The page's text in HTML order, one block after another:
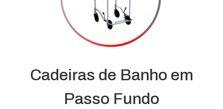
Cadeiras de Banho em
Passo Fundo